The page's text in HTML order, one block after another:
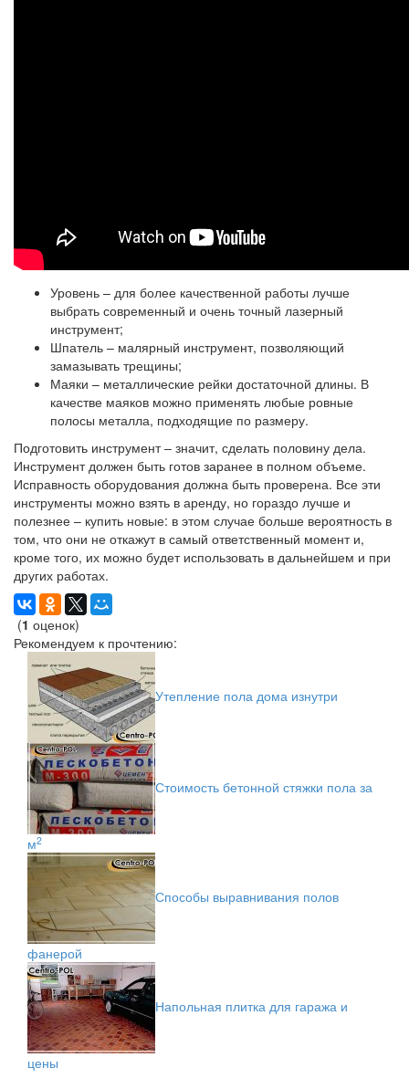
Уровень – для более качественной работы лучше
выбрать современный и очень точный лазерный
инструмент;
Шпатель – малярный инструмент, позволяющий
замазывать трещины;
Маяки – металлические рейки достаточной длины. В
качестве маяков можно применять любые ровные
полосы металла, подходящие по размеру.
Подготовить инструмент – значит, сделать половину дела.
Инструмент должен быть готов заранее в полном объеме.
Исправность оборудования должна быть проверена. Все эти
инструменты можно взять в аренду, но гораздо лучше и
полезнее – купить новые: в этом случае больше вероятность в
том, что они не откажут в самый ответственный момент и,
кроме того, их можно будет использовать в дальнейшем и при
других работах.
(1 оценок)
Рекомендуем к прочтению:
Утепление пола дома изнутри
Стоимость бетонной стяжки пола за
м2
Способы выравнивания полов
фанерой
Напольная плитка для гаража и
цены